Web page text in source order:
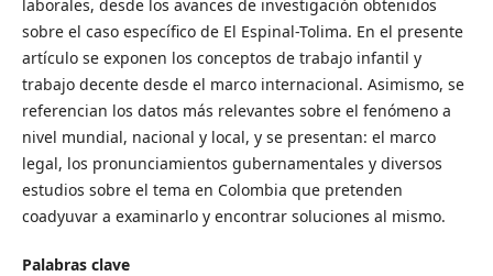
laborales, desde los avances de investigación obtenidos
sobre el caso específico de El Espinal-Tolima. En el presente
artículo se exponen los conceptos de trabajo infantil y
trabajo decente desde el marco internacional. Asimismo, se
referencian los datos más relevantes sobre el fenómeno a
nivel mundial, nacional y local, y se presentan: el marco
legal, los pronunciamientos gubernamentales y diversos
estudios sobre el tema en Colombia que pretenden
coadyuvar a examinarlo y encontrar soluciones al mismo.
Palabras clave